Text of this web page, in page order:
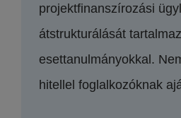
projektfinanszírozási
átstrukturálását
esettanulmányokkal.
hitellel foglalkozóknak